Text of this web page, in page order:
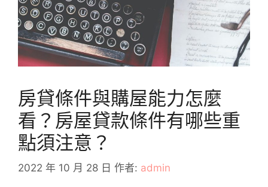
房貸條件與購屋能力怎麼
看？房屋貸款條件有哪些重
點須注意？
2022 年 10 月 28 日 作者: admin